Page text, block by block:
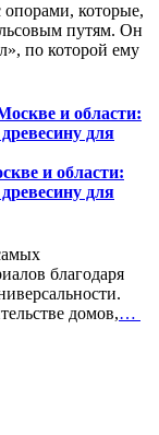
опорами, которые,
путям. Он
по которой ему
и области:
для
благодаря
домов,…